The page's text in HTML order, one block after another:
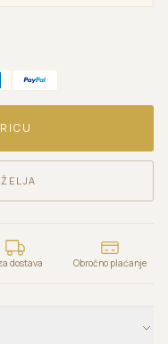
dostava Obročno plaćanje